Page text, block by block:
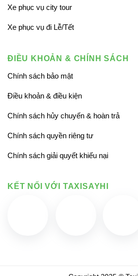
Xe phục vụ city tour
Xe phục vụ đi Lễ/Tết
ĐIỀU KHOẢN & CHÍNH SÁCH
Chính sách bảo mật
Điều khoản & điều kiện
Chính sách hủy chuyến & hoàn trả
Chính sách quyền riêng tư
Chính sách giải quyết khiếu nại
KẾT NỐI VỚI TAXISAYHI